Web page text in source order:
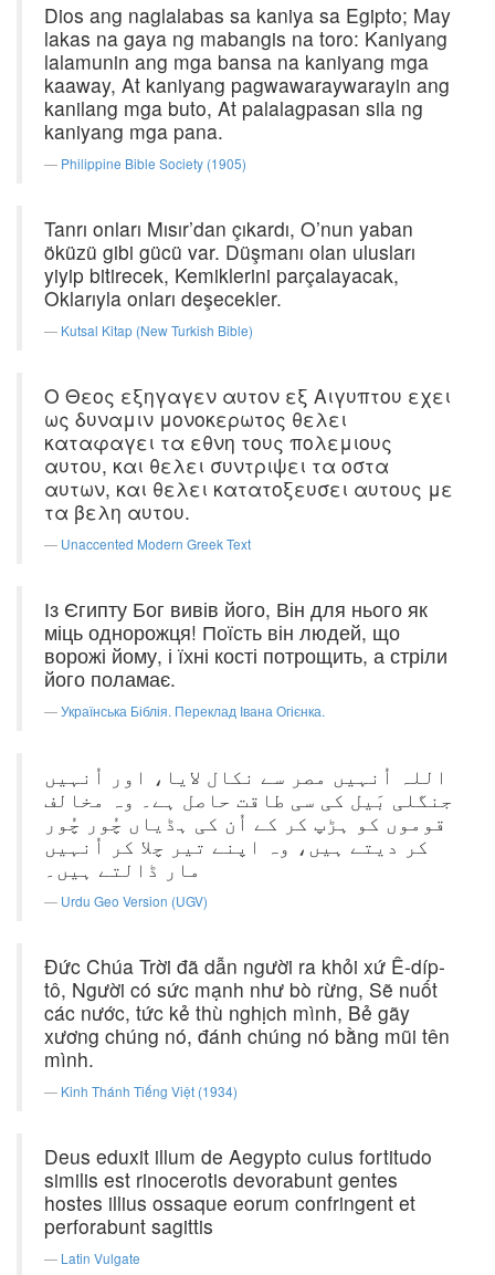
Dios ang naglalabas sa kaniya sa Egipto; May
lakas na gaya ng mabangis na toro: Kaniyang
lalamunin ang mga bansa na kaniyang mga
kaaway, At kaniyang pagwawaraywarayin ang
kanilang mga buto, At palalagpasan sila ng
kaniyang mga pana.
Philippine Bible Society (1905)
Tanrı onları Mısır’dan çıkardı, O’nun yaban
öküzü gibi gücü var. Düşmanı olan ulusları
yiyip bitirecek, Kemiklerini parçalayacak,
Oklarıyla onları deşecekler.
Kutsal Kitap (New Turkish Bible)
Ο Θεος εξηγαγεν αυτον εξ Αιγυπτου εχει
ως δυναμιν μονοκερωτος θελει
καταφαγει τα εθνη τους πολεμιους
αυτου, και θελει συντριψει τα οστα
αυτων, και θελει κατατοξευσει αυτους με
τα βελη αυτου.
Unaccented Modern Greek Text
Із Єгипту Бог вивів його, Він для нього як
міць однорожця! Поїсть він людей, що
ворожі йому, і їхні кості потрощить, а стріли
його поламає.
Українська Біблія. Переклад Івана Огієнка.
اللہ اُنہیں مصر سے نکال لایا، اور اُنہیں
جنگلی بَیل کی سی طاقت حاصل ہے۔ وہ مخالف
قوموں کو ہڑپ کر کے اُن کی ہڈیاں چُور چُور
کر دیتے ہیں، وہ اپنے تیر چلا کر اُنہیں
مار ڈالتے ہیں۔
Urdu Geo Version (UGV)
Ðức Chúa Trời đã dẫn người ra khỏi xứ Ê-díp-
tô, Người có sức mạnh như bò rừng, Sẽ nuốt
các nước, tức kẻ thù nghịch mình, Bẻ gãy
xương chúng nó, đánh chúng nó bằng mũi tên
mình.
Kinh Thánh Tiếng Việt (1934)
Deus eduxit illum de Aegypto cuius fortitudo
similis est rinocerotis devorabunt gentes
hostes illius ossaque eorum confringent et
perforabunt sagittis
Latin Vulgate